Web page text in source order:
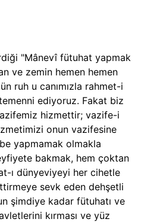
"Mânevî fütuhat yapmak
ve zemin hemen hemen
ruh u canımızla rahmet-i
ediyoruz. Fakat biz
hizmettir; vazife-i
onun vazifesine
yapmamak olmakla
bakmak, hem çoktan
ı dünyeviyeyi her cihetle
sevk eden dehşetli
şimdiye kadar fütuhatı ve
kırması ve yüz